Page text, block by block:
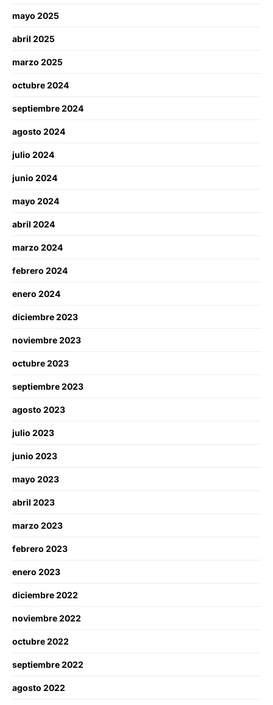
mayo 2025
abril 2025
marzo 2025
octubre 2024
septiembre 2024
agosto 2024
julio 2024
junio 2024
mayo 2024
abril 2024
marzo 2024
febrero 2024
enero 2024
diciembre 2023
noviembre 2023
octubre 2023
septiembre 2023
agosto 2023
julio 2023
junio 2023
mayo 2023
abril 2023
marzo 2023
febrero 2023
enero 2023
diciembre 2022
noviembre 2022
octubre 2022
septiembre 2022
agosto 2022